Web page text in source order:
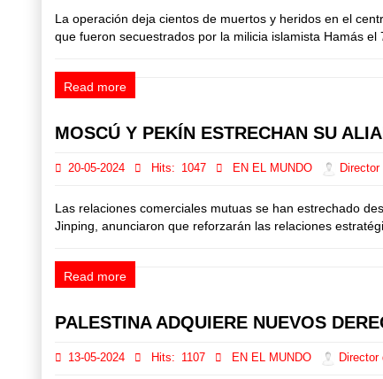
La operación deja cientos de muertos y heridos en el
que fueron secuestrados por la milicia islamista Hamás
Read more
MOSCÚ Y PEKÍN ESTRECHAN SU
20-05-2024 Hits: 1047 EN EL MUNDO
Las relaciones comerciales mutuas se han estrechado
Jinping, anunciaron que reforzarán las relaciones
Read more
PALESTINA ADQUIERE NUEVOS
13-05-2024 Hits: 1107 EN EL MUNDO Director